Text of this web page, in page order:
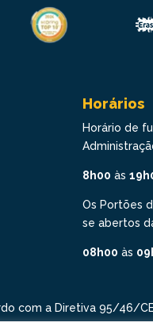
Horários
Horário de
8h00 às
Os Portões
se abertos
08h00 às
com a Diretiva 95/46/